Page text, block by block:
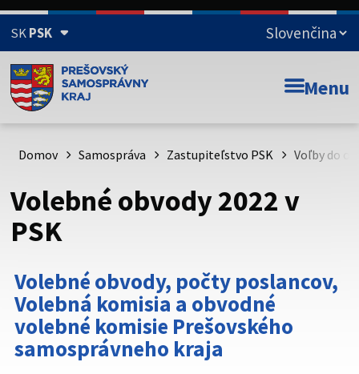
SKPSK
Doména psk.sk je oficiálna
Toto je oficiálna webová stránka Prešovského
psk.sk.
Táto stránka je zabezpečená
Buďte pozorní a vždy sa uistite, že zdieľate informácie iba
cez zabezpečenú webovú stránku. Zabezpečená stránka
Menu
Domov Samospráva Zastupiteľstvo PSK Voľby do
Volebné obvody 2022 v
PSK
Volebné obvody, počty poslancov,
Volebná komisia a obvodné
volebné komisie Prešovského
samosprávneho kraja